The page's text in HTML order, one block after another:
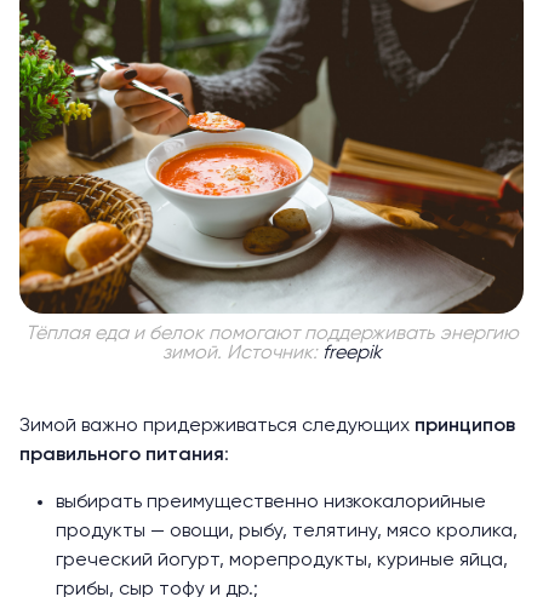
Тёплая еда и белок помогают поддерживать энергию
зимой. Источник: freepik
Зимой важно придерживаться следующих принципов
правильного питания:
выбирать преимущественно низкокалорийные
продукты — овощи, рыбу, телятину, мясо кролика,
греческий йогурт, морепродукты, куриные яйца,
грибы, сыр тофу и др.;